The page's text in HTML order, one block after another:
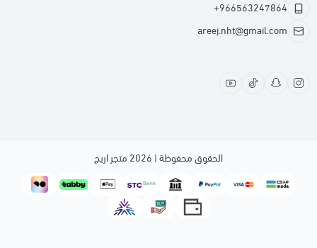
+966563247864
areej.nht@gmail.com
الحقوق محفوظة | 2026 متجر اريج